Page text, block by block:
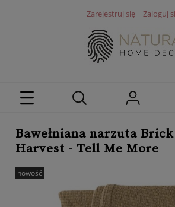
Zarejestruj się Zaloguj
Bawełniana narzuta
Harvest - Tell Me More
nowość